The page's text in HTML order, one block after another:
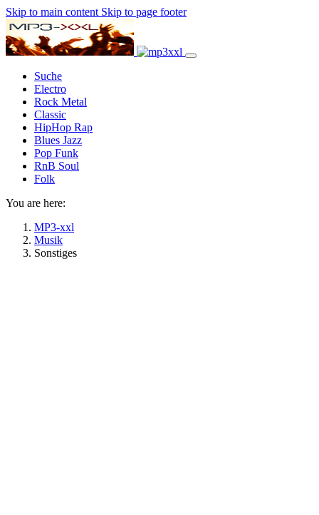
Skip to main content Skip to page footer
Suche
Electro
Rock Metal
Classic
HipHop Rap
Blues Jazz
Pop Funk
RnB Soul
Folk
You are here:
MP3-xxl
Musik
Sonstiges